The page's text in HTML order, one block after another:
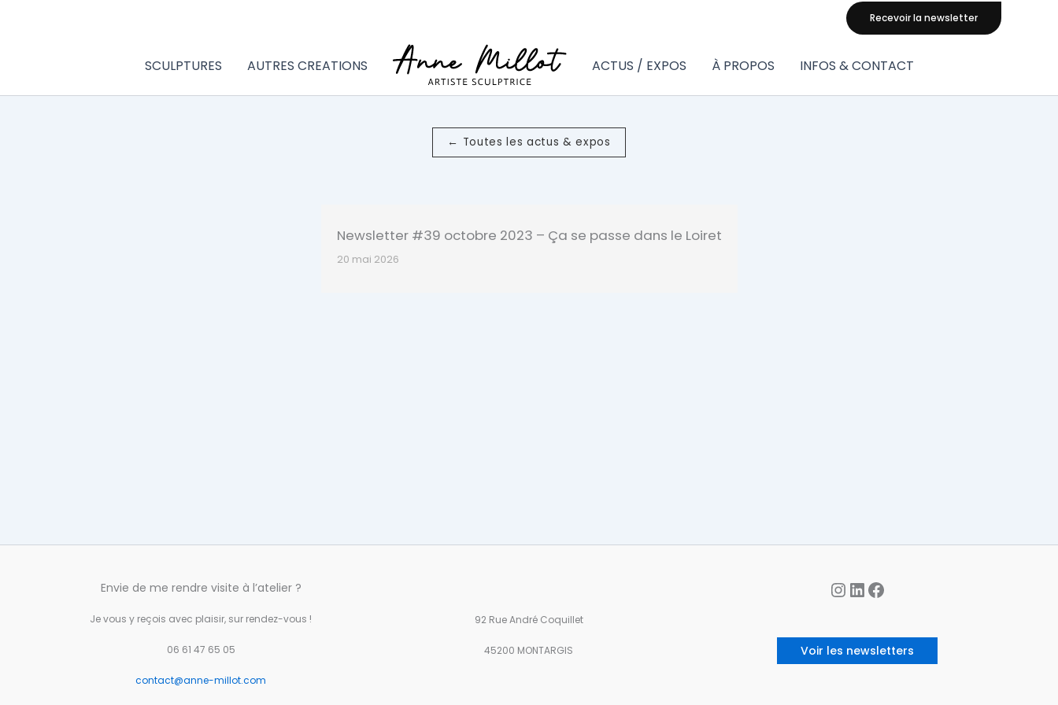
Recevoir la newsletter
SCULPTURES AUTRES CREATIONS ACTUS / EXPOS À PROPOS INFOS & CONTACT
← Toutes les actus & expos
Newsletter #39 octobre 2023 – Ça se passe dans le Loiret
20 mai 2026
Envie de me rendre visite à l’atelier ?
Je vous y reçois avec plaisir, sur rendez-vous !
06 61 47 65 05
contact@anne-millot.com
92 Rue André Coquillet
45200 MONTARGIS
Instagram
LinkedInFacebook
Voir les newsletters